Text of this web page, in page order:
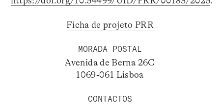
Ficha de projeto PRR
MORADA POSTAL
Avenida de Berna 26C
1069-061 Lisboa
CONTACTOS